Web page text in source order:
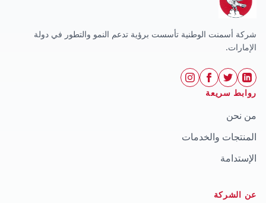
شركة أسمنت الوطنية تأسست برؤية تدعم النمو والتطور في دولة
الإمارات.
روابط سريعة
من نحن
المنتجات والخدمات
الإستدامة
عن الشركة